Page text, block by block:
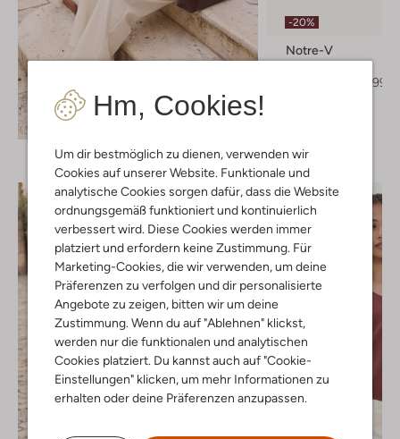
Hm, Cookies!
Um dir bestmöglich zu dienen, verwenden wir
Cookies auf unserer Website. Funktionale und
analytische Cookies sorgen dafür, dass die Website
ordnungsgemäß funktioniert und kontinuierlich
verbessert wird. Diese Cookies werden immer
platziert und erfordern keine Zustimmung. Für
Marketing-Cookies, die wir verwenden, um deine
Präferenzen zu verfolgen und dir personalisierte
Angebote zu zeigen, bitten wir um deine
Zustimmung. Wenn du auf "Ablehnen" klickst,
werden nur die funktionalen und analytischen
Cookies platziert. Du kannst auch auf "Cookie-
Einstellungen" klicken, um mehr Informationen zu
erhalten oder deine Präferenzen anzupassen.
Entdecke den Look
-20%
Notre-V
Mules
€ 103,99